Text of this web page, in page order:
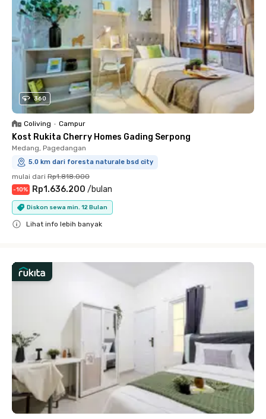
360
Coliving • Campur
Kost Rukita Cherry Homes Gading Serpong
Medang, Pagedangan
5.0 km dari foresta naturale bsd city
mulai dari Rp1.818.000
-10% Rp1.636.200 /bulan
Diskon sewa min. 12 Bulan
Lihat info lebih banyak